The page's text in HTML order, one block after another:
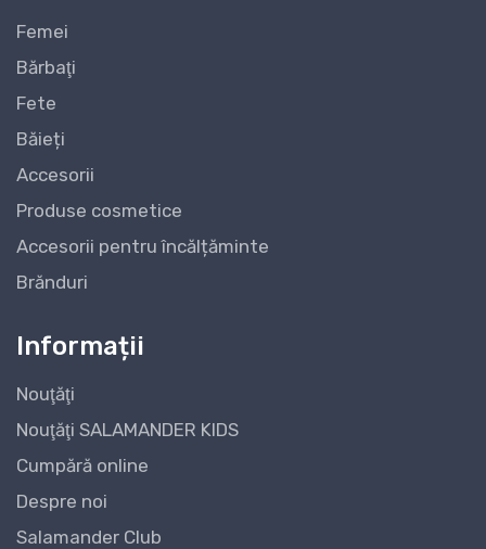
Femei
Bărbaţi
Fete
Băieți
Accesorii
Produse cosmetice
Accesorii pentru încălțăminte
Brănduri
Informații
Nouţăţi
Nouţăţi SALAMANDER KIDS
Cumpără online
Despre noi
Salamander Club